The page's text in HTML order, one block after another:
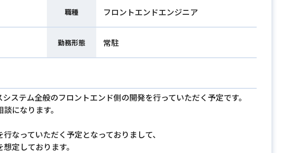
職種 フロントエンドエンジニア
勤務形態 常駐
ステム全般のフロントエンド側の開発を行っていただく予定です。
になります。
なっていただく予定となっておりまして、
定しております。